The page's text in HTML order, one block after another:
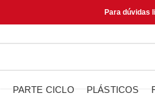
Para dúvidas
PARTE CICLO PLÁSTICOS